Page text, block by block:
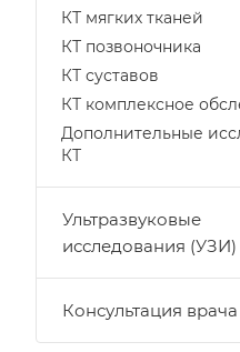
КТ мягких тканей
КТ позвоночника
КТ суставов
КТ комплексное
Дополнительные
КТ
Ультразвуковые
исследования (УЗИ)
Консультация врача